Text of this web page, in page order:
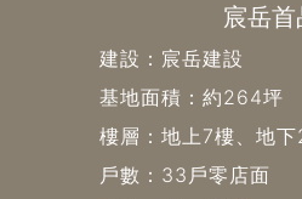
宸岳首
建設：宸岳建設
基地面積：約264坪
樓層：地上7樓、地
戶數：33戶零店面